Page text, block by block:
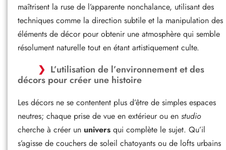
maîtrisent la ruse de l’apparente nonchalance, utilisant des
techniques comme la direction subtile et la manipulation des
éléments de décor pour obtenir une atmosphère qui semble
résolument naturelle tout en étant artistiquement culte.
L’utilisation de l’environnement et des
décors pour créer une histoire
Les décors ne se contentent plus d’être de simples espaces
neutres; chaque prise de vue en extérieur ou en studio
cherche à créer un univers qui complète le sujet. Qu’il
s’agisse de couchers de soleil chatoyants ou de lofts urbains